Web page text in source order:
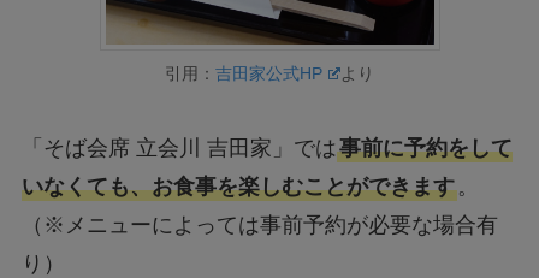
引用：吉田家公式HP より
「そば会席 立会川 吉田家」では事前に予約をして
いなくても、お食事を楽しむことができます。
（※メニューによっては事前予約が必要な場合有
り）